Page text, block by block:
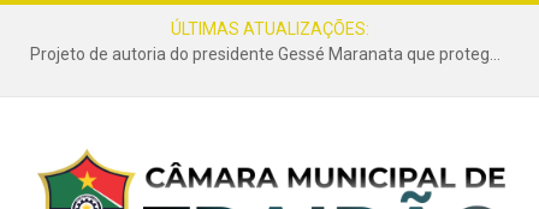
ÚLTIMAS ATUALIZAÇÕES:
Projeto de autoria do presidente Gessé Maranata que protege as estradas vicinais de Trairão é transformado em lei